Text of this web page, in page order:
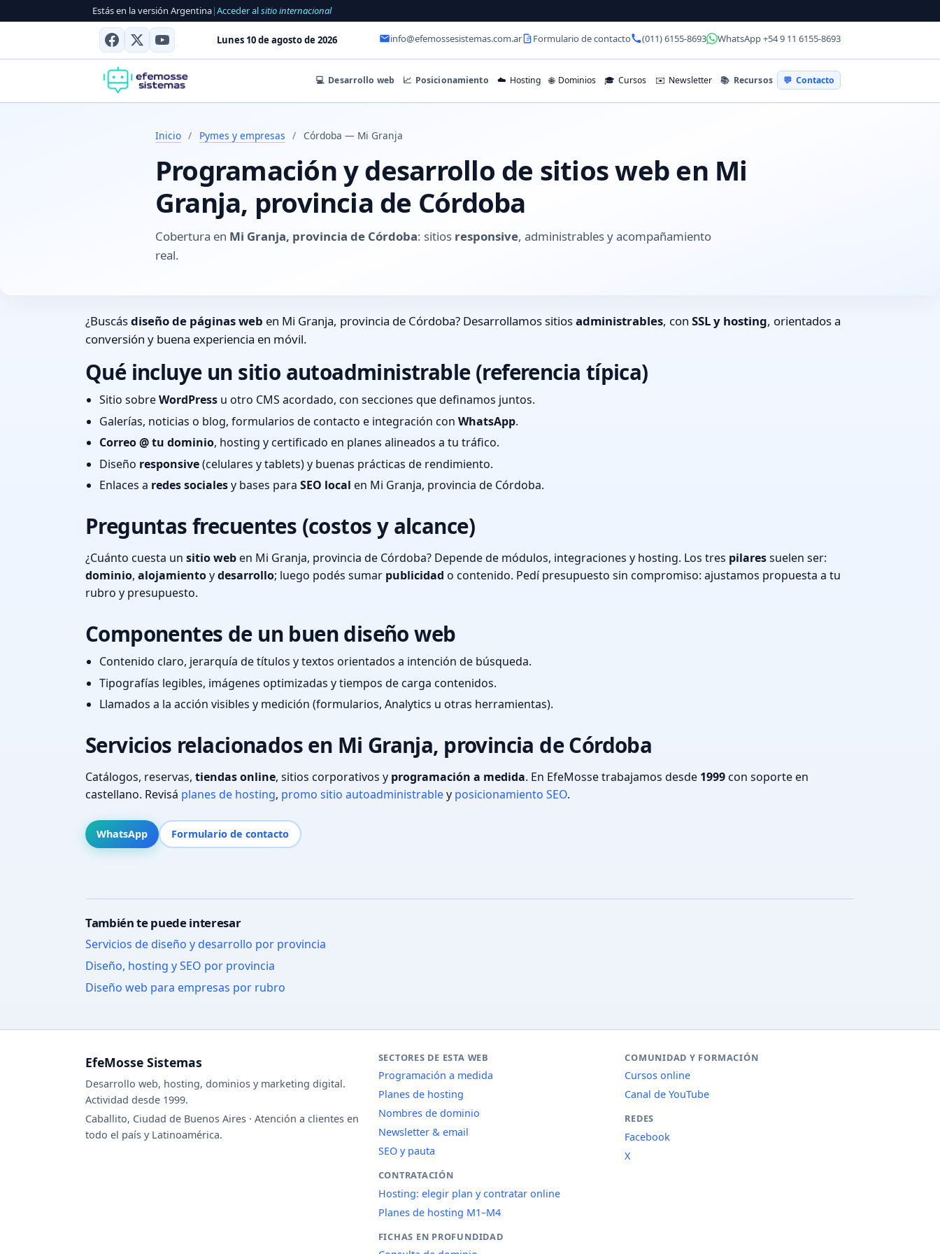
Estás en la versión Argentina|Acceder alsitio internacional
Lunes 10 de agosto de 2026 info@efemossesistemas.com.ar Formulario de contacto (011) 6155-8693 WhatsApp +54 9 11 6155-8693
💻 Desarrollo web 📈 Posicionamiento ☁️ Hosting 🌐 Dominios 🎓 Cursos ✉️ Newsletter 📚 Recursos 💬 Contacto
Inicio / Pymes y empresas / Córdoba — Mi Granja
Programación y desarrollo de sitios web en Mi
Granja, provincia de Córdoba
Cobertura en Mi Granja, provincia de Córdoba: sitios responsive, administrables y acompañamiento
real.
¿Buscásdiseño de páginas web en Mi Granja, provincia de Córdoba? Desarrollamos sitiosadministrables, con SSL y hosting, orientados a
conversión y buena experiencia en móvil.
Qué incluye un sitio autoadministrable (referencia típica)
Sitio sobreWordPress u otro CMS acordado, con secciones que definamos juntos.
Galerías, noticias o blog, formularios de contacto e integración con WhatsApp.
Correo @ tu dominio, hosting y certificado en planes alineados a tu tráfico.
Diseño responsive(celulares y tablets) y buenas prácticas de rendimiento.
Enlaces a redes socialesy bases para SEO local en Mi Granja, provincia de Córdoba.
Preguntas frecuentes (costos y alcance)
¿Cuánto cuesta un sitio weben Mi Granja, provincia de Córdoba? Depende de módulos, integraciones y hosting. Los tres pilaressuelen ser:
dominio, alojamientoydesarrollo; luego podés sumar publicidad o contenido. Pedí presupuesto sin compromiso: ajustamos propuesta a tu
rubro y presupuesto.
Componentes de un buen diseño web
Contenido claro, jerarquía de títulos y textos orientados a intención de búsqueda.
Tipografías legibles, imágenes optimizadas y tiempos de carga contenidos.
Llamados a la acción visibles y medición (formularios, Analytics u otras herramientas).
Servicios relacionados en Mi Granja, provincia de Córdoba
Catálogos, reservas, tiendas online, sitios corporativos y programación a medida. En EfeMosse trabajamos desde 1999con soporte en
castellano. Revisá planes de hosting, promo sitio autoadministrabley posicionamiento SEO.
WhatsApp Formulario de contacto
También te puede interesar
Servicios de diseño y desarrollo por provincia
Diseño, hosting y SEO por provincia
Diseño web para empresas por rubro
EfeMosse Sistemas
Desarrollo web, hosting, dominios y marketing digital.
Actividad desde 1999.
Caballito, Ciudad de Buenos Aires · Atención a clientes en
todo el país y Latinoamérica.
SECTORES DE ESTA WEB
Programación a medida
Planes de hosting
Nombres de dominio
Newsletter & email
SEO y pauta
CONTRATACIÓN
Hosting: elegir plan y contratar online
Planes de hosting M1–M4
FICHAS EN PROFUNDIDAD
COMUNIDAD Y FORMACIÓN
Cursos online
Canal de YouTube
REDES
Facebook
X